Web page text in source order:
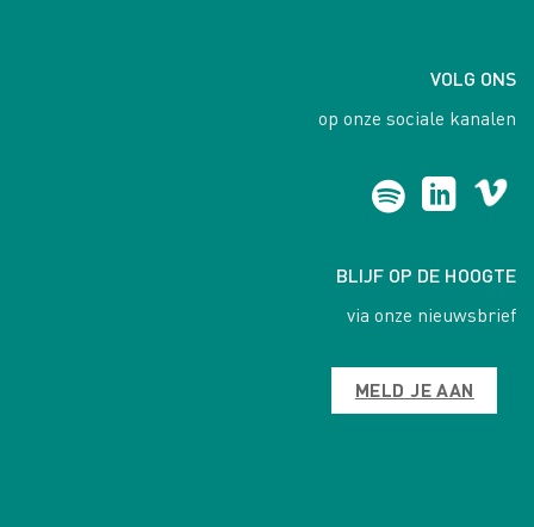
VOLG ONS
op onze sociale kanalen
BLIJF OP DE HOOGTE
via onze nieuwsbrief
MELD JE AAN